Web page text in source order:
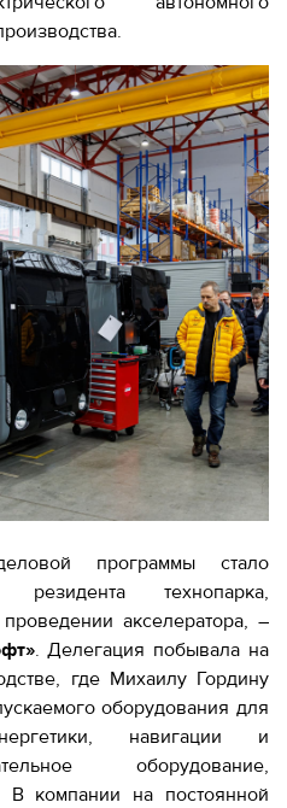
программы стало
технопарка,
акселератора, –
. Делегация побывала на
где Михаилу Гордину
оборудования для
навигации и
оборудование,
В компании на постоянной